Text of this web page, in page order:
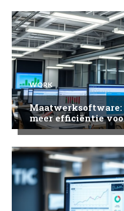
WORK
meer efficiëntie